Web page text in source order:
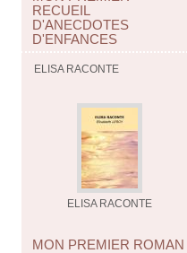
RECUEIL
D'ANECDOTES
D'ENFANCES
ELISA RACONTE
ELISA RACONTE
MON PREMIER ROMAN